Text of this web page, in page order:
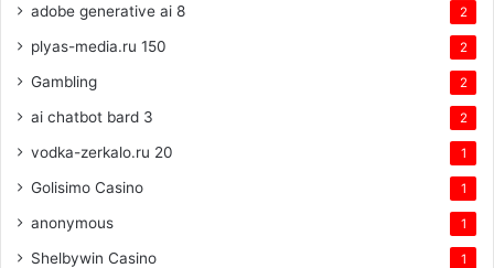
adobe generative ai 8 2
plyas-media.ru 150 2
Gambling 2
ai chatbot bard 3 2
vodka-zerkalo.ru 20 1
Golisimo Casino 1
anonymous 1
Shelbywin Casino 1